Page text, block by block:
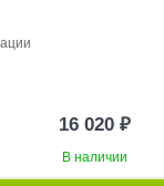
16 020 ₽
В наличии